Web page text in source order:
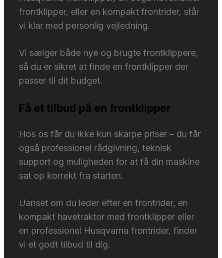
frontklipper, eller en kompakt frontrider, står
vi klar med personlig vejledning.
Vi sælger både nye og brugte frontklippere,
så du er sikret at finde en frontklipper der
passer til dit budget.
Få et tilbud på en frontklipper
Hos os får du ikke kun skarpe priser – du får
også professionel rådgivning, teknisk
support og muligheden for at få din maskine
sat op korrekt fra starten.
Uanset om du leder efter en frontrider, en
kompakt havetraktor med frontklipper eller
en professionel Husqvarna frontrider, finder
vi et godt tilbud til dig.